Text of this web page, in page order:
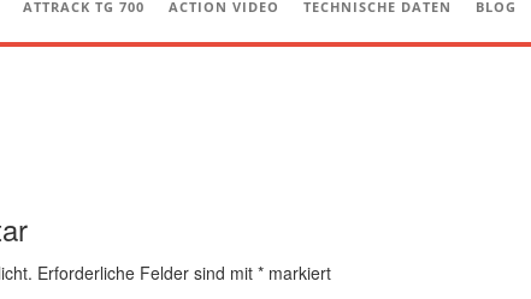
ATTRACK TG 700 ACTION VIDEO TECHNISCHE DATEN BLOG
Erforderliche Felder sind mit * markiert